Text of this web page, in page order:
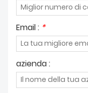
Email : *
azienda :